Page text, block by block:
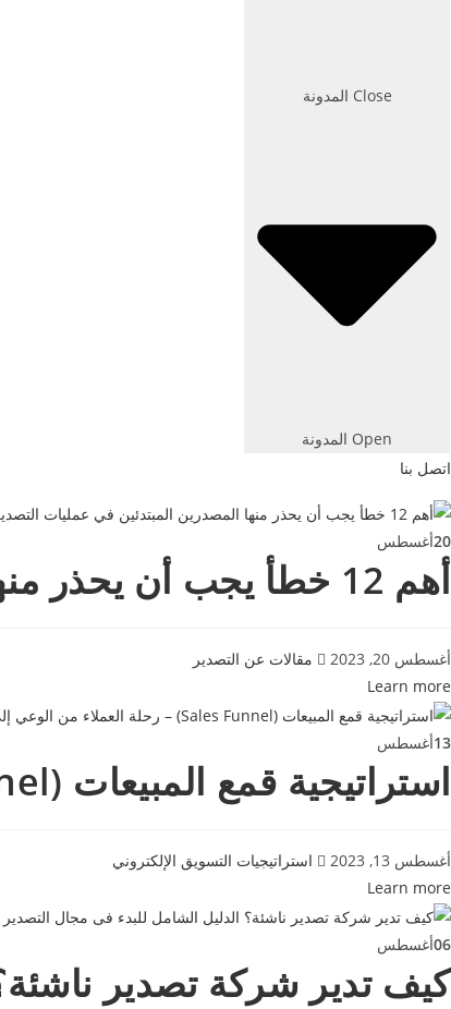
Close المدونة
Open المدونة
اتصل بنا
20أغسطس
أهم 12 خطأ يجب أن يحذر منها المصدرين المبتدئين في عمليات التصدير
أغسطس 20, 2023
مقالات عن التصدير
Learn more
13أغسطس
استراتيجية قمع المبيعات (Sales Funnel) – رحلة العملاء من الوعي إلى المبيعات
أغسطس 13, 2023
استراتيجيات التسويق الإلكتروني
Learn more
06أغسطس
كيف تدير شركة تصدير